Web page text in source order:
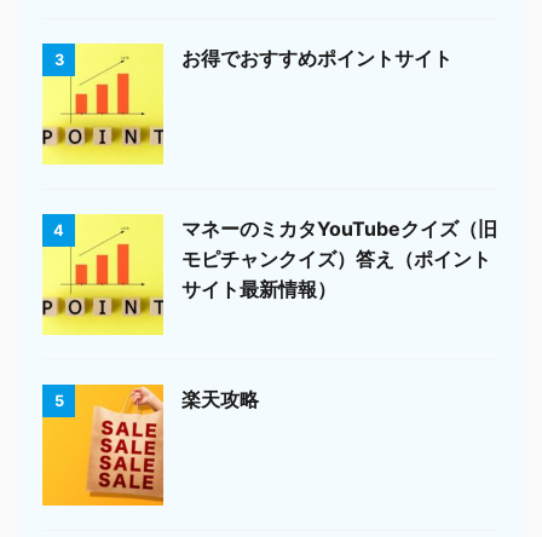
3 お得でおすすめポイントサイト
4
マネーのミカタYouTubeクイズ（旧
モピチャンクイズ）答え（ポイント
サイト最新情報）
5 楽天攻略